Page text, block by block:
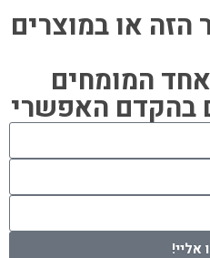
הזה או במוצרים
המומחים
בהקדם האפשרי
אליי!